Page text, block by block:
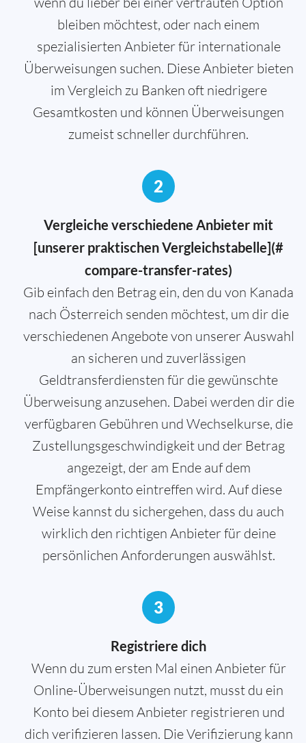
bleiben möchtest, oder nach einem
spezialisierten Anbieter für internationale
Überweisungen suchen. Diese Anbieter bieten
im Vergleich zu Banken oft niedrigere
Gesamtkosten und können Überweisungen
zumeist schneller durchführen.
2
Vergleiche verschiedene Anbieter mit
[unserer praktischen Vergleichstabelle](#
compare-transfer-rates)
Gib einfach den Betrag ein, den du von Kanada
nach Österreich senden möchtest, um dir die
verschiedenen Angebote von unserer Auswahl
an sicheren und zuverlässigen
Geldtransferdiensten für die gewünschte
Überweisung anzusehen. Dabei werden dir die
verfügbaren Gebühren und Wechselkurse, die
Zustellungsgeschwindigkeit und der Betrag
angezeigt, der am Ende auf dem
Empfängerkonto eintreffen wird. Auf diese
Weise kannst du sichergehen, dass du auch
wirklich den richtigen Anbieter für deine
persönlichen Anforderungen auswählst.
3
Registriere dich
Wenn du zum ersten Mal einen Anbieter für
Online-Überweisungen nutzt, musst du ein
Konto bei diesem Anbieter registrieren und
dich verifizieren lassen. Die Verifizierung kann